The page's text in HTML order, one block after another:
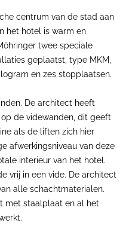
centrum van de stad aan
het hotel is warm en
twee speciale
geplaatst, type MKM,
en zes stopplaatsen.
De architect heeft
de videwanden, dit geeft
als de liften zich hier
afwerkingsniveau van deze
interieur van het hotel.
vrij in een vide. De architect
alle schachtmaterialen.
met staalplaat en al het